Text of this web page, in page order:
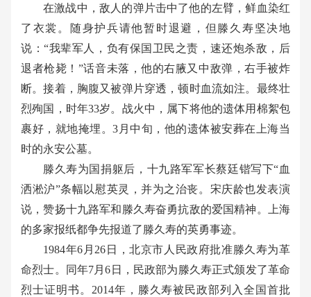
在激战中，敌人的弹片击中了他的左臂，鲜血染红
了衣裳。随身护兵请他暂时退避，但滕久寿坚决地
说：“我辈军人，负有保国卫民之责，速还炮杀敌，后
退者枪毙！ ”话音未落，他的右腋又中敌弹，右手被炸
断。接着，胸腹又被弹片穿透，顿时血流如注。最终壮
烈殉国，时年33岁。战火中，属下将他的遗体用棉絮包
裹好，就地掩埋。3 月中旬，他的遗体被安葬在上海当
时的永安公墓。
滕久寿为国捐躯后，十九路军军长蔡廷锴写下“血
洒淞沪”条幅以慰英灵，并为之治丧。宋庆龄也发表演
说，赞扬十九路军和滕久寿奋勇抗敌的爱国精神。上海
的多家报纸都争先报道了滕久寿的英勇事迹。
1984年6 月 26 日，北京市人民政府批准滕久寿为革
命烈士。同年7月6 日，民政部为滕久寿正式颁发了革命
烈士证明书。 2014年，滕久寿被民政部列入全国首批